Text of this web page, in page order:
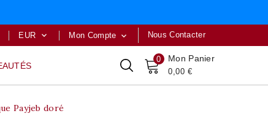
Nous Contacter
Mon Compte 
EUR 
0 Mon Panier
0,00 €
Payjeb doré